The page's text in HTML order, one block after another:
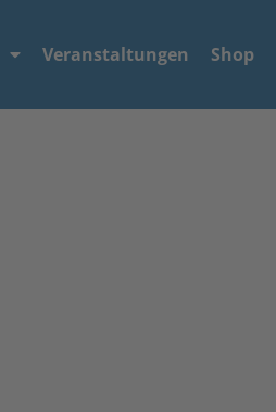
Veranstaltungen Shop